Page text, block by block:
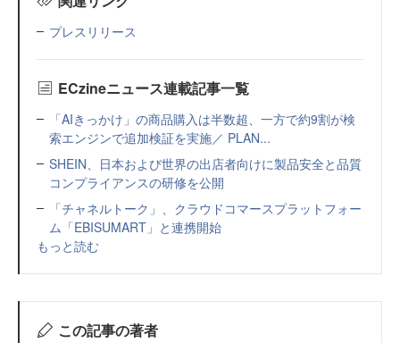
プレスリリース
ECzineニュース連載記事一覧
「AIきっかけ」の商品購入は半数超、一方で約9割が検
索エンジンで追加検証を実施／ PLAN...
SHEIN、日本および世界の出店者向けに製品安全と品質
コンプライアンスの研修を公開
「チャネルトーク」、クラウドコマースプラットフォー
ム「EBISUMART」と連携開始
もっと読む
この記事の著者